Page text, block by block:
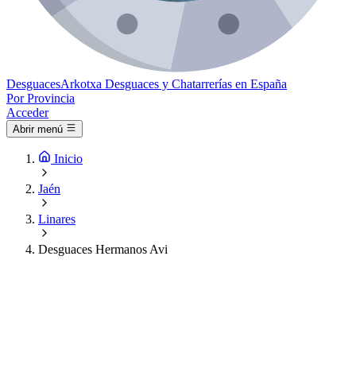
DesguacesArkotxa Desguaces y Chatarrerías en España
Por Provincia
Acceder
Abrir menú
Inicio
Jaén
Linares
Desguaces Hermanos Avi